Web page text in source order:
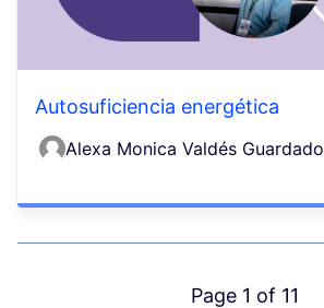
Autosuficiencia energética
Alexa Monica Valdés Guardado
Page 1 of 11